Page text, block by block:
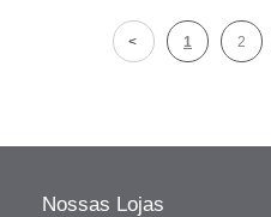
1 2
Nossas Lojas